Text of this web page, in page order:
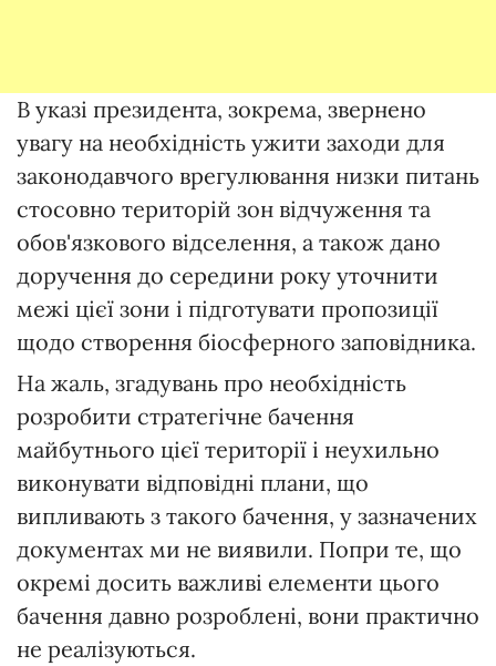
В указі президента, зокрема, звернено
увагу на необхідність ужити заходи для
законодавчого врегулювання низки питань
стосовно територій зон відчуження та
обов'язкового відселення, а також дано
доручення до середини року уточнити
межі цієї зони і підготувати пропозиції
щодо створення біосферного заповідника.
На жаль, згадувань про необхідність
розробити стратегічне бачення
майбутнього цієї території і неухильно
виконувати відповідні плани, що
випливають з такого бачення, у зазначених
документах ми не виявили. Попри те, що
окремі досить важливі елементи цього
бачення давно розроблені, вони практично
не реалізуються.